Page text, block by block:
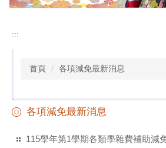
:::
首頁 各項減免最新消息
各項減免最新消息
115學年第1學期各類學雜費補助減